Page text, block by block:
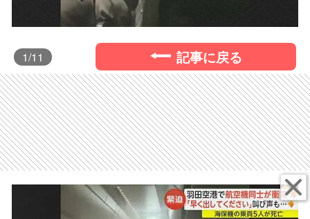
1/11 記事に戻る